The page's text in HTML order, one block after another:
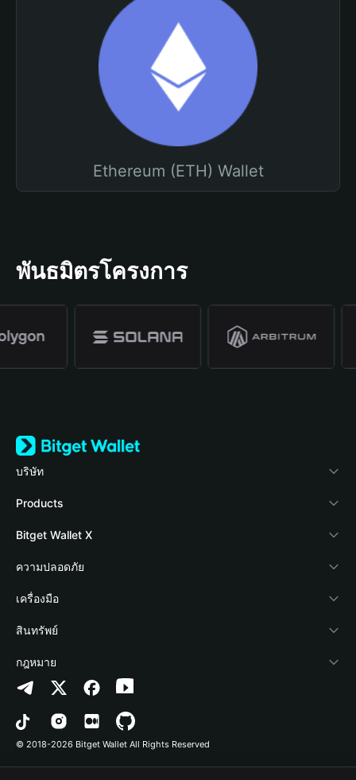
Ethereum (ETH) Wallet
พันธมิตรโครงการ
บริษัท
เกี่ยวกับ Bitget Wallet
Blog
Academy
ข่าวสารด้านคริปโต
ศูนย์ช่วยเหลือ
ติดต่อเรา
ทรัพยากรข้อมูลของแบรนด์
อาชีพ
Products
Crypto Card
Stablecoin Earn
Payfi Crypto
Crypto Swap API
Altcoin Season Index
Prediction Markets
DApp
Bitget Wallet X
นักพัฒนา
เชื่อมต่อ Wallet
Bitget Wallet Pay
ลิสต์โปรเจกต์
ความปลอดภัย
Protection Fund
เทคโนโลยีความปลอดภัย
เครื่องมือ
ซื้อคริปโต
การตรวจจับการอนุญาต
การตรวจจับสัญญา
การโอนเป็นชุด
สินทรัพย์
Arbitrum
Avalanche
Bitcoin
กฎหมาย
นโยบายความเป็นส่วนตัว
ข้อตกลงในการใช้บริการ
© 2018-2026 Bitget Wallet All Rights Reserved